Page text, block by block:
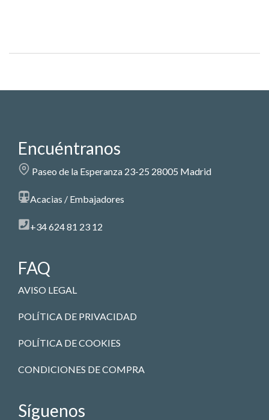
Encuéntranos
Paseo de la Esperanza 23-25 28005 Madrid
Acacias / Embajadores
+34 624 81 23 12
FAQ
AVISO LEGAL
POLÍTICA DE PRIVACIDAD
POLÍTICA DE COOKIES
CONDICIONES DE COMPRA
Síguenos